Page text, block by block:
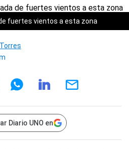
fuertes vientos a esta zona
Diario UNO en